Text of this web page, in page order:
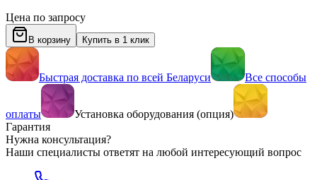
Цена по запросу
В корзину Купить в 1 клик
Быстрая доставка по всей Беларуси Все способы
оплаты
Установка оборудования (опция)
Гарантия
Нужна консультация?
Наши специалисты ответят на любой интересующий вопрос